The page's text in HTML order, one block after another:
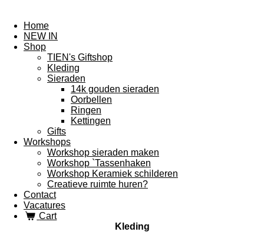
Home
NEW IN
Shop
TIEN's Giftshop
Kleding
Sieraden
14k gouden sieraden
Oorbellen
Ringen
Kettingen
Gifts
Workshops
Workshop sieraden maken
Workshop `Tassenhaken
Workshop Keramiek schilderen
Creatieve ruimte huren?
Contact
Vacatures
Cart
Kleding